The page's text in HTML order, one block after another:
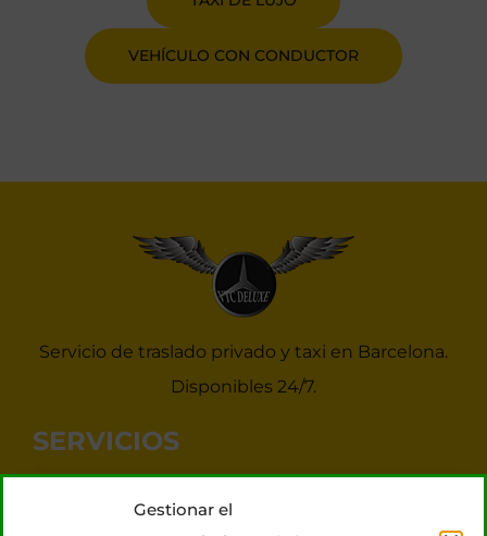
Gestionar el
VEHÍCULO CON CONDUCTOR
Servicio de traslado privado y taxi en Barcelona.
Disponibles 24/7.
SERVICIOS